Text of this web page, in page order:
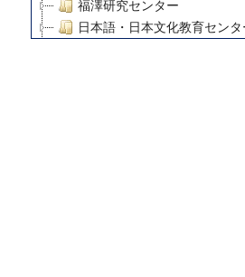
福澤研究センター
日本語・日本文化教育センタ
慶應義塾大学グローバル
慶應義塾大学グローバル
博士課程教育リーディング